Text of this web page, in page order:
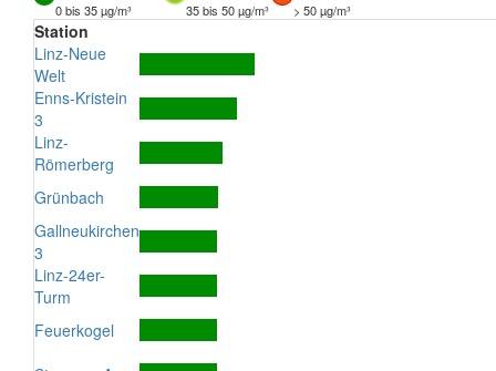
0 bis 35 µg/m³
35 bis 50 µg/m³ > 50 µg/m³
Station
Linz-Neue
Welt
Enns-Kristein
3
Linz-
Römerberg
Grünbach
Gallneukirchen
3
Linz-24er-
Turm
Feuerkogel